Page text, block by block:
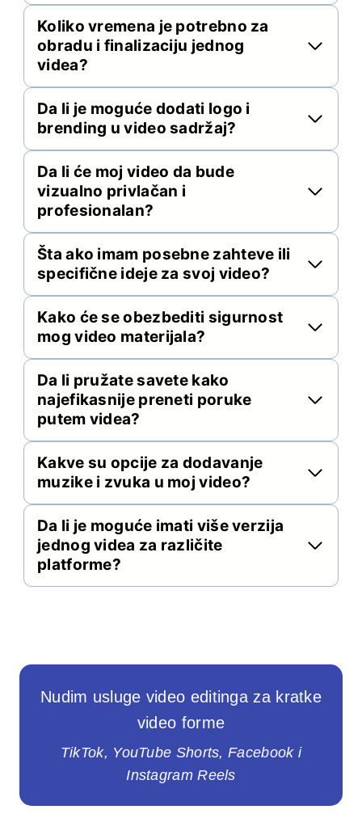
Koliko vremena je potrebno za
obradu i finalizaciju jednog
videa?
Da li je moguće dodati logo i
brending u video sadržaj?
Da li će moj video da bude
vizualno privlačan i
profesionalan?
Šta ako imam posebne zahteve ili
specifične ideje za svoj video?
Kako će se obezbediti sigurnost
mog video materijala?
Da li pružate savete kako
najefikasnije preneti poruke
putem videa?
Kakve su opcije za dodavanje
muzike i zvuka u moj video?
Da li je moguće imati više verzija
jednog videa za različite
platforme?
Nudim usluge video editinga za kratke
video forme
TikTok, YouTube Shorts, Facebook i
Instagram Reels